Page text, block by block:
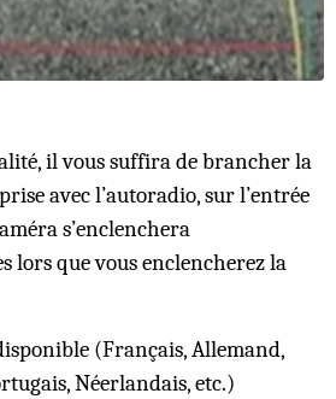
il vous suffira de brancher la
avec l’autoradio, sur l’entrée
s’enclenchera
lors que vous enclencherez la
(Français, Allemand,
Néerlandais, etc.)